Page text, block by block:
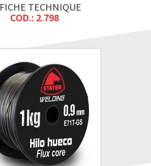
FICHE TECHNIQUE
COD.: 2.798